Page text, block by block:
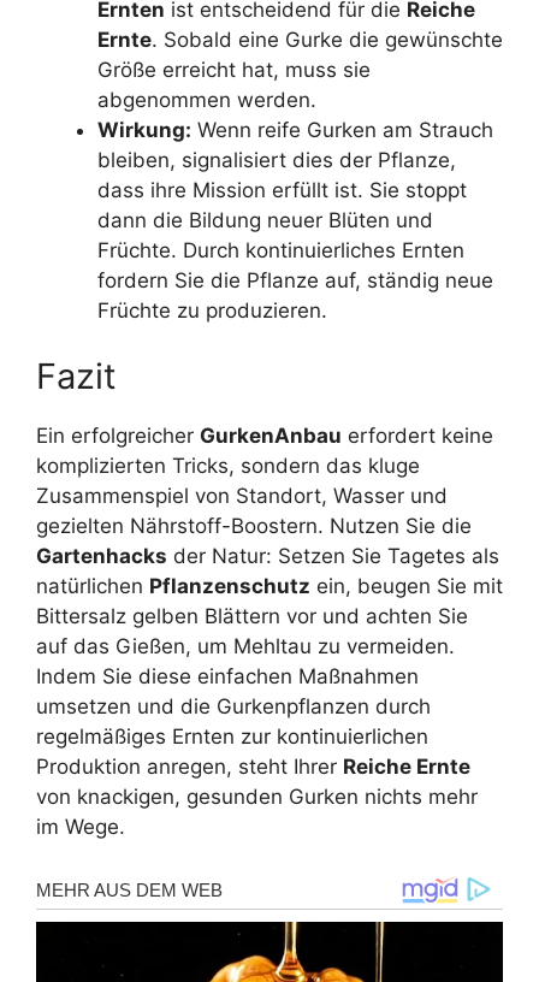
Ernten ist entscheidend für die Reiche
Ernte. Sobald eine Gurke die gewünschte
Größe erreicht hat, muss sie
abgenommen werden.
Wirkung: Wenn reife Gurken am Strauch
bleiben, signalisiert dies der Pflanze,
dass ihre Mission erfüllt ist. Sie stoppt
dann die Bildung neuer Blüten und
Früchte. Durch kontinuierliches Ernten
fordern Sie die Pflanze auf, ständig neue
Früchte zu produzieren.
Fazit
Ein erfolgreicher GurkenAnbau erfordert keine
komplizierten Tricks, sondern das kluge
Zusammenspiel von Standort, Wasser und
gezielten Nährstoff-Boostern. Nutzen Sie die
Gartenhacks der Natur: Setzen Sie Tagetes als
natürlichen Pflanzenschutz ein, beugen Sie mit
Bittersalz gelben Blättern vor und achten Sie
auf das Gießen, um Mehltau zu vermeiden.
Indem Sie diese einfachen Maßnahmen
umsetzen und die Gurkenpflanzen durch
regelmäßiges Ernten zur kontinuierlichen
Produktion anregen, steht Ihrer Reiche Ernte
von knackigen, gesunden Gurken nichts mehr
im Wege.